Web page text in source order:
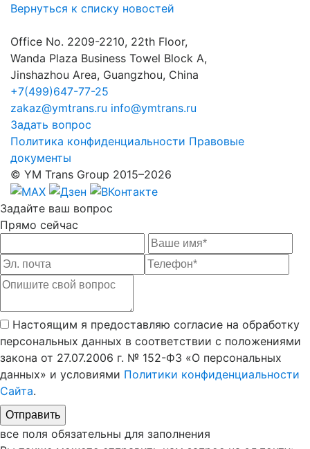
Вернуться к списку новостей
Office No. 2209-2210, 22th Floor,
Wanda Plaza Business Towel Block A,
Jinshazhou Area, Guangzhou, China
+7(499)647-77-25
zakaz@ymtrans.ru info@ymtrans.ru
Задать вопрос
Политика конфиденциальности Правовые
документы
© YM Trans Group 2015–2026
Задайте ваш вопрос
Прямо сейчас
Настоящим я предоставляю согласие на обработку
персональных данных в соответствии с положениями
закона от 27.07.2006 г. № 152-ФЗ «О персональных
данных» и условиями Политики конфиденциальности
Сайта.
все поля обязательны для заполнения